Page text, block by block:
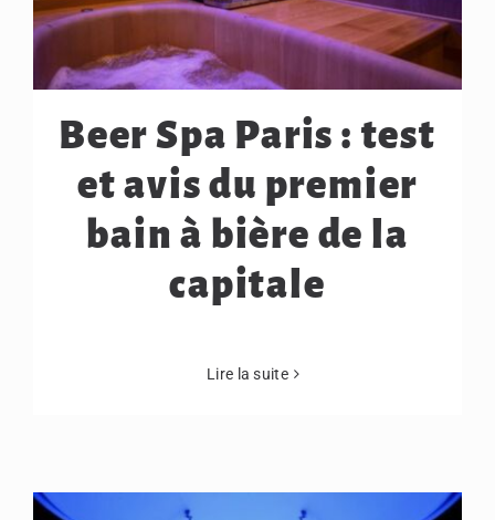
Beer Spa Paris : test
et avis du premier
bain à bière de la
capitale
Lire la suite